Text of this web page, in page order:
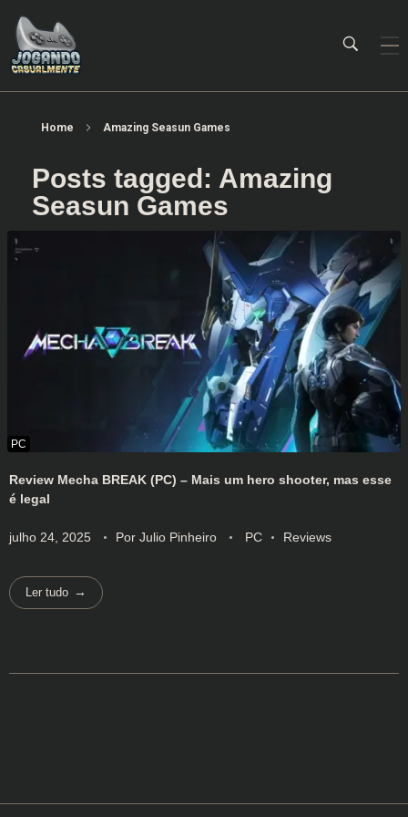
Home Amazing Seasun Games
Posts tagged: Amazing
Seasun Games
Review Mecha BREAK (PC) – Mais um hero shooter, mas esse
é legal
julho 24, 2025 Por Julio Pinheiro PC Reviews
Ler tudo